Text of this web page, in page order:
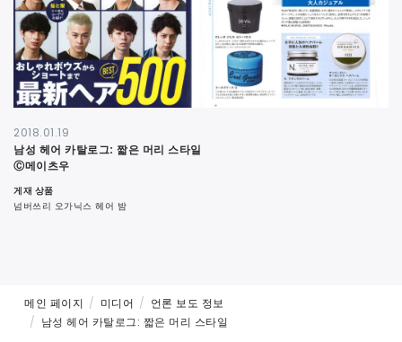
2018.01.19
남성 헤어 카탈로그: 짧은 머리 스타일
Ⓒ메이츠우
게재 상품
넘버쓰리 오가닉스 헤어 밤
메인 페이지 미디어
언론 보도 정보
남성 헤어 카탈로그: 짧은 머리 스타일